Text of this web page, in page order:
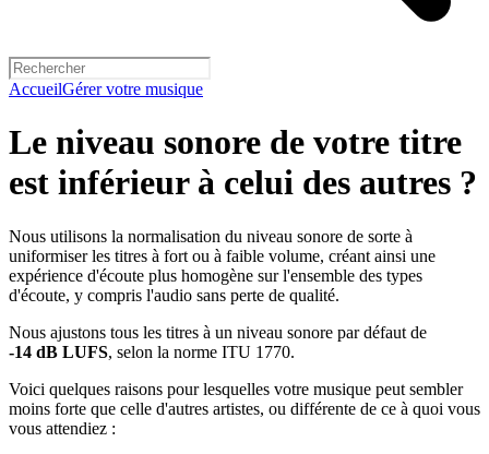
AccueilGérer votre musique
Le niveau sonore de votre titre
est inférieur à celui des autres ?
Nous utilisons la normalisation du niveau sonore de sorte à
uniformiser les titres à fort ou à faible volume, créant ainsi une
expérience d'écoute plus homogène sur l'ensemble des types
d'écoute, y compris l'audio sans perte de qualité.
Nous ajustons tous les titres à un niveau sonore par défaut de
-14 dB LUFS, selon la norme ITU 1770.
Voici quelques raisons pour lesquelles votre musique peut sembler
moins forte que celle d'autres artistes, ou différente de ce à quoi vous
vous attendiez :